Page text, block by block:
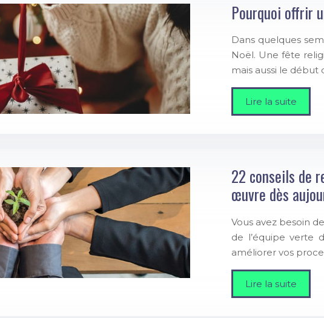
Pourquoi offrir
Dans quelques
Noël. Une fête
mais aussi le début
Lire la suite
22 conseils de
œuvre dès
Vous avez besoin
de l’équipe verte
améliorer vos
Lire la suite